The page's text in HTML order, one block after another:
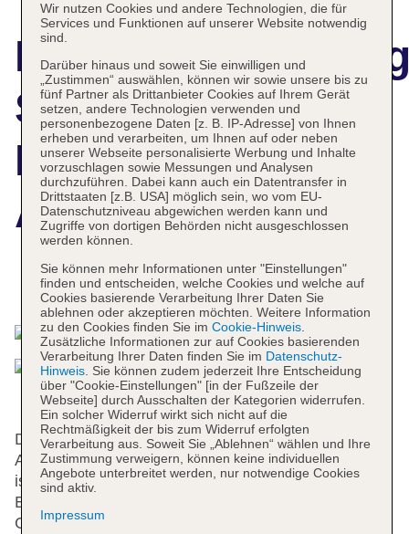
Soibelmanns
Hotel Bad
Alexandersbad
Das bietet Ihre Unterkunft
Das Hotel bietet 116 Zimmer und verfügt über einen
Aufzug. Das freundliche Personal an der Rezeption
ist gerne bei allen Fragen behilflich. Zu den
Einrichtungen des Hauses gehören eine
Gepäckaufbewahrung und ein Safe. WLAN ist in
Wir nutzen Cookies und andere Technologien, die für
Services und Funktionen auf unserer Website notwendig
sind.
Darüber hinaus und soweit Sie einwilligen und
„Zustimmen“ auswählen, können wir sowie unsere bis zu
fünf Partner als Drittanbieter Cookies auf Ihrem Gerät
setzen, andere Technologien verwenden und
personenbezogene Daten [z. B. IP-Adresse] von Ihnen
erheben und verarbeiten, um Ihnen auf oder neben
unserer Webseite personalisierte Werbung und Inhalte
vorzuschlagen sowie Messungen und Analysen
durchzuführen. Dabei kann auch ein Datentransfer in
Drittstaaten [z.B. USA] möglich sein, wo vom EU-
Datenschutzniveau abgewichen werden kann und
Zugriffe von dortigen Behörden nicht ausgeschlossen
werden können.
Sie können mehr Informationen unter "Einstellungen"
finden und entscheiden, welche Cookies und welche auf
Cookies basierende Verarbeitung Ihrer Daten Sie
ablehnen oder akzeptieren möchten. Weitere Information
zu den Cookies finden Sie im Cookie-Hinweis.
Zusätzliche Informationen zur auf Cookies basierenden
Verarbeitung Ihrer Daten finden Sie im Datenschutz-
Hinweis. Sie können zudem jederzeit Ihre Entscheidung
über "Cookie-Einstellungen" [in der Fußzeile der
Webseite] durch Ausschalten der Kategorien widerrufen.
Ein solcher Widerruf wirkt sich nicht auf die
Rechtmäßigkeit der bis zum Widerruf erfolgten
Verarbeitung aus. Soweit Sie „Ablehnen“ wählen und Ihre
Zustimmung verweigern, können keine individuellen
Angebote unterbreitet werden, nur notwendige Cookies
sind aktiv.
Impressum